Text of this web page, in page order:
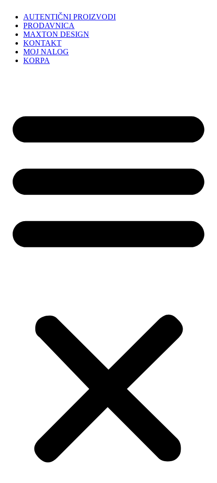
AUTENTIČNI PROIZVODI
PRODAVNICA
MAXTON DESIGN
KONTAKT
MOJ NALOG
KORPA